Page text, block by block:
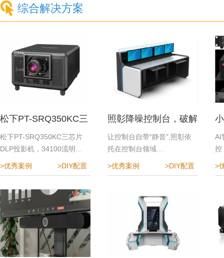
综合解决方案
松下PT-SRQ350KC三
芯片DLP投影机
松下PT-SRQ350KC三芯片
DLP投影机，34100流明…
>优秀案例 >DIY配置
照彰降噪控制台，破解
指挥中心降噪难题
让控制台自带“静音”,照彰依
托在控制台领域…
>优秀案例 >DIY配置
AI
控
>